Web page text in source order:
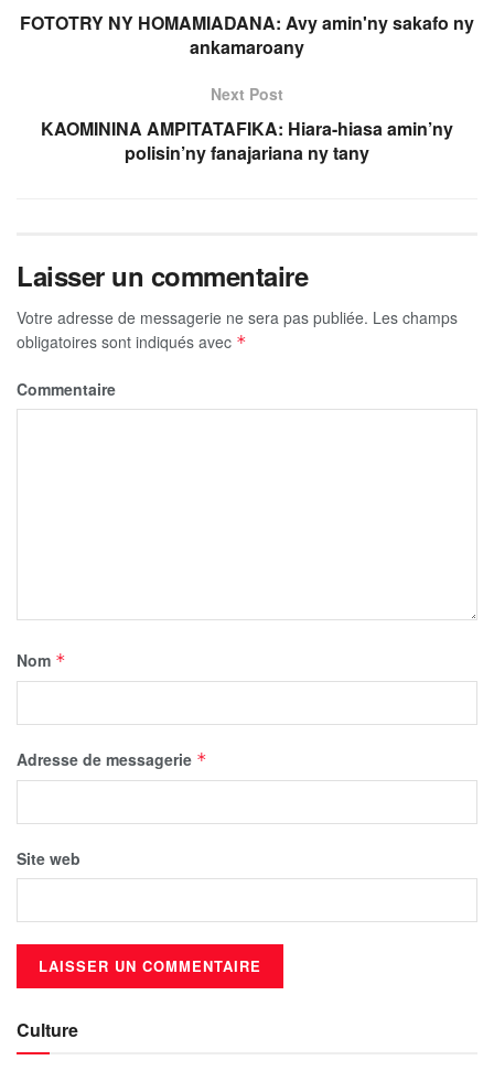
FOTOTRY NY HOMAMIADANA: Avy amin'ny sakafo ny
ankamaroany
Next Post
KAOMININA AMPITATAFIKA: Hiara-hiasa amin’ny
polisin’ny fanajariana ny tany
Laisser un commentaire
Votre adresse de messagerie ne sera pas publiée. Les champs
obligatoires sont indiqués avec *
Commentaire
Nom *
Adresse de messagerie *
Site web
Culture